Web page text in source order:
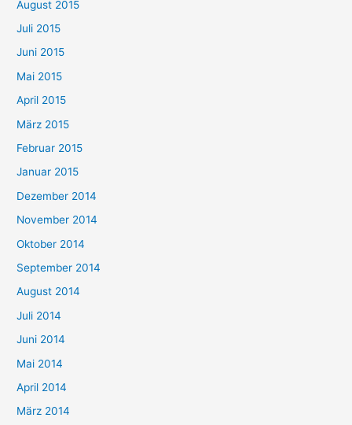
August 2015
Juli 2015
Juni 2015
Mai 2015
April 2015
März 2015
Februar 2015
Januar 2015
Dezember 2014
November 2014
Oktober 2014
September 2014
August 2014
Juli 2014
Juni 2014
Mai 2014
April 2014
März 2014